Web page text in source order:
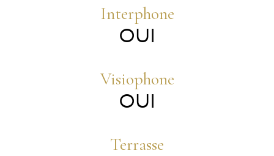
Interphone
OUI
Visiophone
OUI
Terrasse